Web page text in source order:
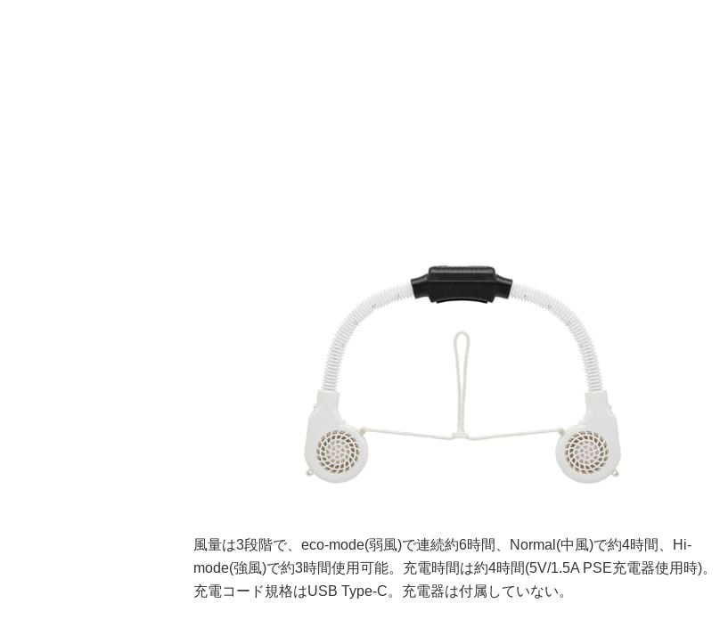
風量は3段階で、eco-mode(弱風)で連続約6時間、Normal(中風)で約4時間、Hi-
mode(強風)で約3時間使用可能。充電時間は約4時間(5V/1.5A PSE充電器使用時)。
充電コード規格はUSB Type-C。充電器は付属していない。